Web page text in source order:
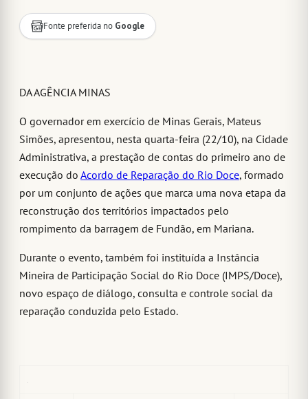
Fonte preferida no Google
DA AGÊNCIA MINAS
O governador em exercício de Minas Gerais, Mateus
Simões, apresentou, nesta quarta-feira (22/10), na Cidade
Administrativa, a prestação de contas do primeiro ano de
execução do Acordo de Reparação do Rio Doce, formado
por um conjunto de ações que marca uma nova etapa da
reconstrução dos territórios impactados pelo
rompimento da barragem de Fundão, em Mariana.
Durante o evento, também foi instituída a Instância
Mineira de Participação Social do Rio Doce (IMPS/Doce),
novo espaço de diálogo, consulta e controle social da
reparação conduzida pelo Estado.